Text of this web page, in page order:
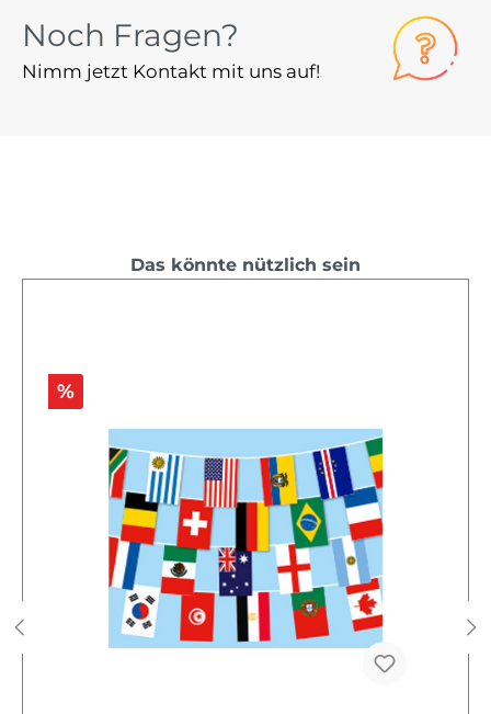
Noch Fragen?
Nimm jetzt Kontakt mit uns auf!
Das könnte nützlich sein
%